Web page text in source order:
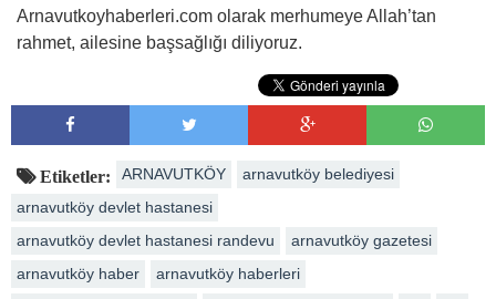
Arnavutkoyhaberleri.com olarak merhumeye Allah’tan
rahmet, ailesine başsağlığı diliyoruz.
Etiketler: ARNAVUTKÖY
arnavutköy belediyesi
arnavutköy devlet hastanesi
arnavutköy devlet hastanesi randevu
arnavutköy gazetesi
arnavutköy haber
arnavutköy haberleri